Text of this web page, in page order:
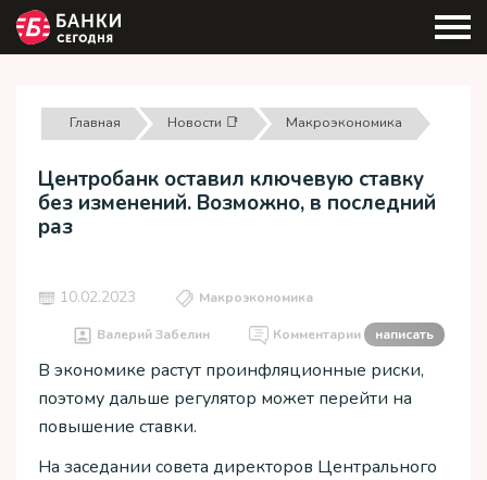
Главная Новости 📑 Макроэкономика
Центробанк оставил ключевую ставку
без изменений. Возможно, в последний
раз
10.02.2023 Макроэкономика
Валерий Забелин Комментарии написать
В экономике растут проинфляционные риски,
поэтому дальше регулятор может перейти на
повышение ставки.
На заседании совета директоров Центрального